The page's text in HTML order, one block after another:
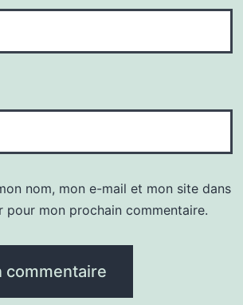
nom, mon e-mail et mon site dans
pour mon prochain commentaire.